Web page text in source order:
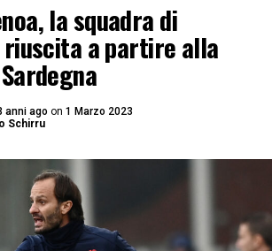
la squadra di
riuscita a partire alla
anni ago on 1 Marzo 2023
Schirru